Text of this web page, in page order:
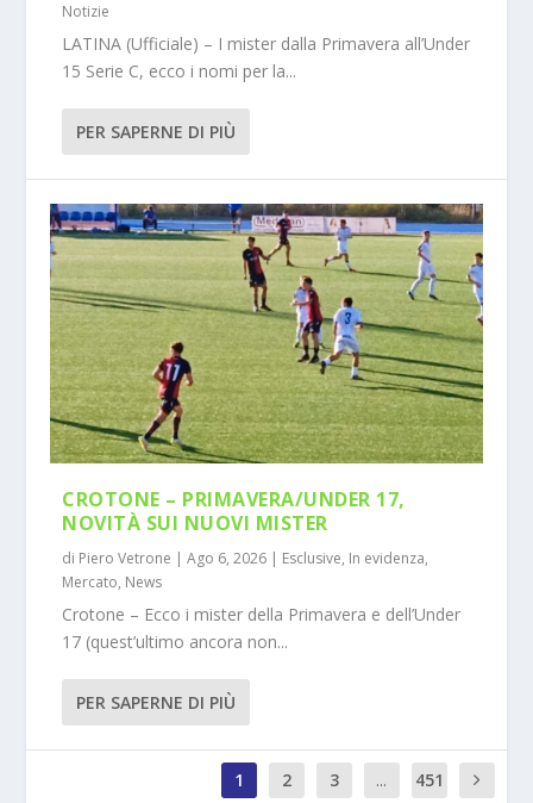
Notizie
LATINA (Ufficiale) – I mister dalla Primavera all’Under
15 Serie C, ecco i nomi per la...
PER SAPERNE DI PIÙ
CROTONE – PRIMAVERA/UNDER 17,
NOVITÀ SUI NUOVI MISTER
di Piero Vetrone |Ago 6, 2026 | Esclusive, In evidenza,
Mercato, News
Crotone – Ecco i mister della Primavera e dell’Under
17 (quest’ultimo ancora non...
PER SAPERNE DI PIÙ
1 2 3 ...
451